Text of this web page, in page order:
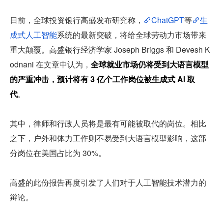
日前，全球投资银行高盛发布研究称， ChatGPT等
生
成式人工智能系统的最新突破，将给全球劳动力市场带来
重大颠覆。高盛银行经济学家 Joseph Briggs 和 Devesh K
odnani 在文章中认为， 全球就业市场仍将受到大语言模型
的严重冲击，预计将有 3 亿个工作岗位被生成式 AI 取
代。
其中，律师和行政人员将是最有可能被取代的岗位。相比
之下，户外和体力工作则不易受到大语言模型影响，这部
分岗位在美国占比为 30%。
高盛的此份报告再度引发了人们对于人工智能技术潜力的
辩论。